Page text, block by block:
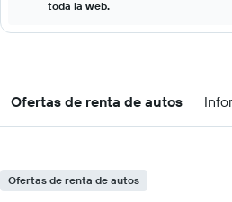
toda la web.
Ofertas de renta de autos
Ofertas de renta de autos